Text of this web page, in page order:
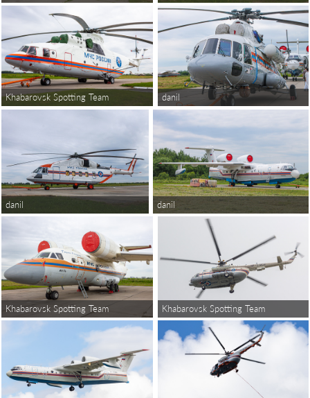
Khabarovsk Spotting Team danil
danil danil
Khabarovsk Spotting Team Khabarovsk Spotting Team